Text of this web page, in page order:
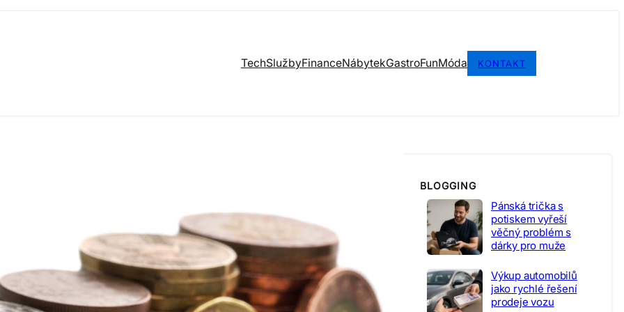
TechSlužbyFinanceNábytekGastroFunMóda KONTAKT
BLOGGING
Pánská trička s
potiskem vyřeší
věčný problém s
dárky pro muže
Výkup automobilů
jako rychlé řešení
prodeje vozu